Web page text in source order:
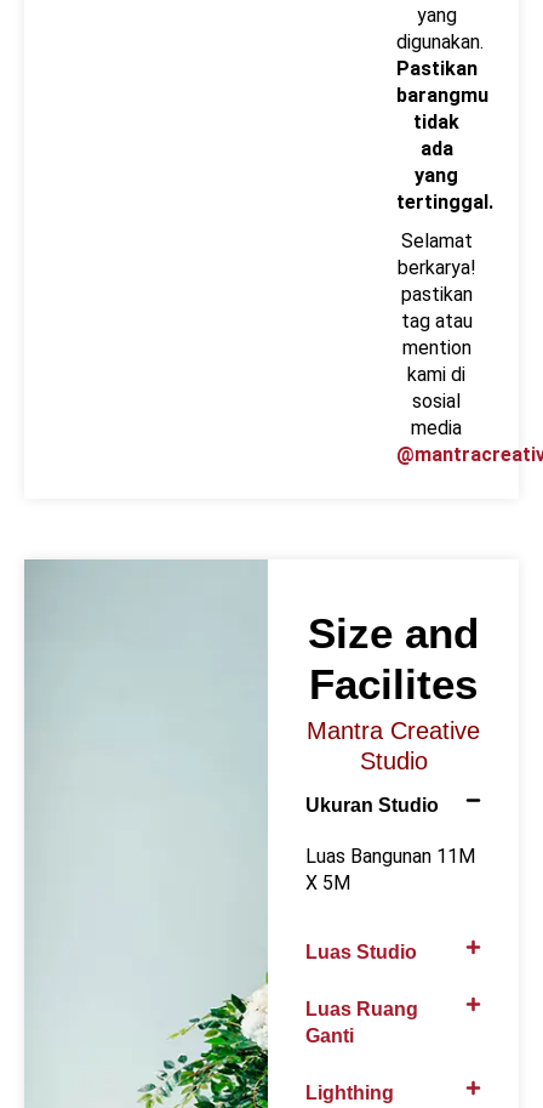
yang
digunakan.
Pastikan
barangmu
tidak
ada
yang
tertinggal.
Selamat
berkarya!
pastikan
tag atau
mention
kami di
sosial
media
Size and
Facilites
Mantra Creative
Studio
Ukuran Studio
Luas Bangunan 11M
X 5M
Luas Studio
Luas Ruang
Ganti
Lighthing